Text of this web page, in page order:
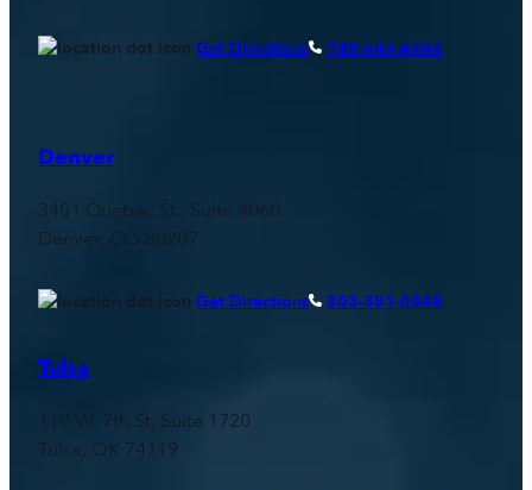
Get Directions 785-444-4444
Denver
3401 Quebec St., Suite 4060
Denver, CO 80207
Get Directions 303-381-0048
Tulsa
110 W. 7th St, Suite 1720
Tulsa, OK 74119